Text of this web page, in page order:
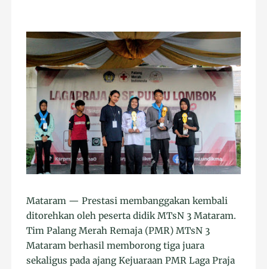
Mataram — Prestasi membanggakan kembali
ditorehkan oleh peserta didik MTsN 3 Mataram.
Tim Palang Merah Remaja (PMR) MTsN 3
Mataram berhasil memborong tiga juara
sekaligus pada ajang Kejuaraan PMR Laga Praja